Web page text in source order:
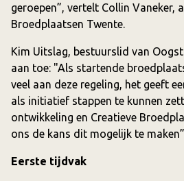
geroepen”, vertelt Collin Vaneker,
Broedplaatsen Twente.
Kim Uitslag, bestuurslid van
aan toe: "Als startende
veel aan deze regeling, het geeft
als initiatief stappen te kunnen
ontwikkeling en Creatieve
ons de kans dit mogelijk te
Eerste tijdvak